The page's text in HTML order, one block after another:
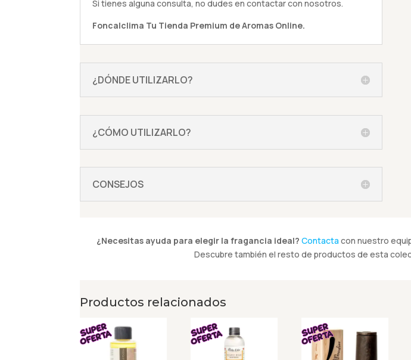
Si tienes algunaconsulta, no dudes en contactar con nosotros.
Foncalclima Tu Tienda Premium de Aromas Online.
¿DÓNDE UTILIZARLO?
¿CÓMO UTILIZARLO?
CONSEJOS
¿Necesitas ayuda para elegir la fragancia ideal? Contacta con nuestro
Descubre también el resto de productos de esta
Productos relacionados